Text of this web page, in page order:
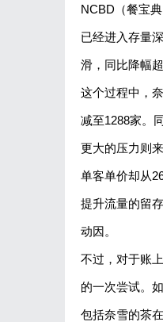
NCBD（餐宝
已经进入存量
滑，同比降幅
这个过程中，
减至1288家。
更大的压力则
单客单价却从
提升流量的留
动因。
不过，对于账
的一次尝试。
包括奈雪的茶